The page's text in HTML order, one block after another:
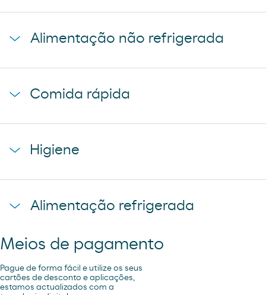
coca-cola
cerveza mahou clasica
Alimentação não refrigerada
donuts
galletas filipinos
cheetos pandilla
Comida rápida
caffe latte kaiku
sadwich mediterraneo
Higiene
compresas evax
tampax compak
Alimentação refrigerada
coca cao shake
minifuet sticks
jamon curado navidul
Meios de pagamento
Pague de forma fácil e utilize os seus
cartões de desconto e aplicações,
estamos actualizados com a